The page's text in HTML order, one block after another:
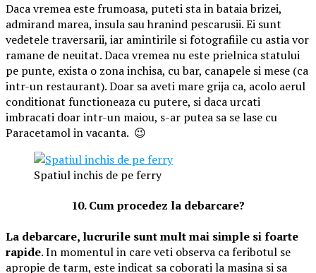
Daca vremea este frumoasa, puteti sta in bataia brizei,
admirand marea, insula sau hranind pescarusii. Ei sunt
vedetele traversarii, iar amintirile si fotografiile cu astia vor
ramane de neuitat. Daca vremea nu este prielnica statului
pe punte, exista o zona inchisa, cu bar, canapele si mese (ca
intr-un restaurant). Doar sa aveti mare grija ca, acolo aerul
conditionat functioneaza cu putere, si daca urcati
imbracati doar intr-un maiou, s-ar putea sa se lase cu
Paracetamol in vacanta. 😉
Spatiul inchis de pe ferry
10. Cum procedez la debarcare?
La debarcare, lucrurile sunt mult mai simple si foarte
rapide. In momentul in care veti observa ca feribotul se
apropie de tarm, este indicat sa coborati la masina si sa